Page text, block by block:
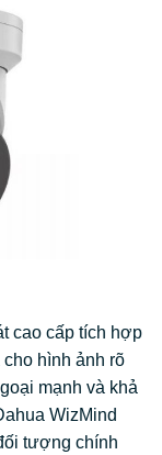
cao cấp tích hợp
hình ảnh rõ
mạnh và khả
WizMind
tượng chính